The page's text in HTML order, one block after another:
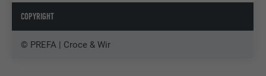
COPYRIGHT
© PREFA | Croce & Wir